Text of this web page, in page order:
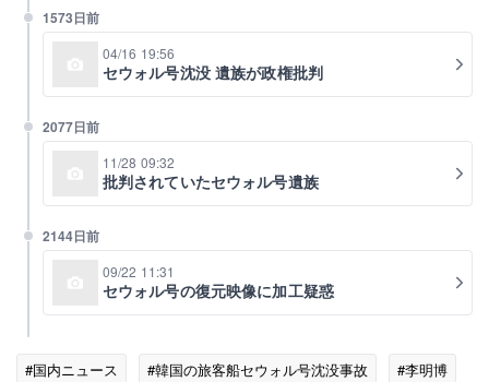
1573日前
04/16 19:56
セウォル号沈没 遺族が政権批判
2077日前
11/28 09:32
批判されていたセウォル号遺族
2144日前
09/22 11:31
セウォル号の復元映像に加工疑惑
#国内ニュース #韓国の旅客船セウォル号沈没事故
#李明博